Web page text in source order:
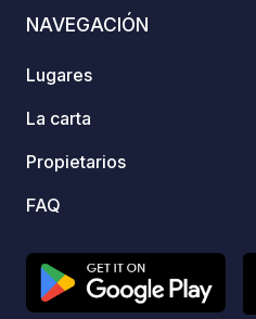
NAVEGACIÓN
Lugares
La carta
Propietarios
FAQ